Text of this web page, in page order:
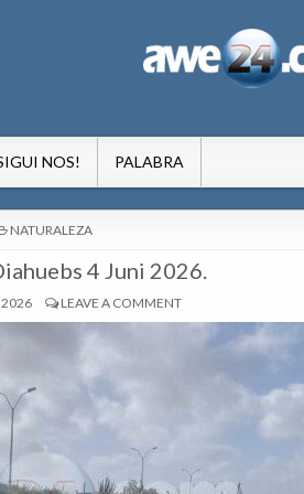
NOS! PALABRA
POSTED
IN
NATURALEZA
4 Juni 2026.
2026 LEAVE A COMMENT